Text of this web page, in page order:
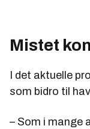
Mistet
I det aktuelle
som bidro til
– Som i mange